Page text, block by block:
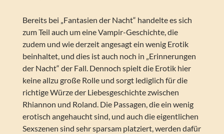
Bereits bei „Fantasien der Nacht“ handelte es sich
zum Teil auch um eine Vampir-Geschichte, die
zudem und wie derzeit angesagt ein wenig Erotik
beinhaltet, und dies ist auch noch in „Erinnerungen
der Nacht“ der Fall. Dennoch spielt die Erotik hier
keine allzu große Rolle und sorgt lediglich für die
richtige Würze der Liebesgeschichte zwischen
Rhiannon und Roland. Die Passagen, die ein wenig
erotisch angehaucht sind, und auch die eigentlichen
Sexszenen sind sehr sparsam platziert, werden dafür